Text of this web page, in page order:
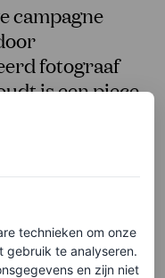
campagne
fotograaf
is een piece
weten over
2023
technieken om onze
gebruik te analyseren.
en zijn niet